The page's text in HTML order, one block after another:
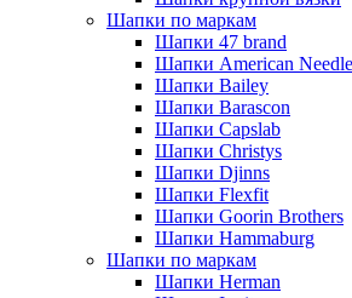
Шапки по маркам
Шапки 47 brand
Шапки American Needle
Шапки Bailey
Шапки Barascon
Шапки Capslab
Шапки Christys
Шапки Djinns
Шапки Flexfit
Шапки Goorin Brothers
Шапки Hammaburg
Шапки по маркам
Шапки Herman